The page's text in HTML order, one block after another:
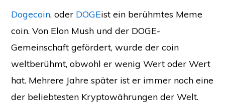
Dogecoin, oder DOGEist ein berühmtes Meme
coin. Von Elon Mush und der DOGE-
Gemeinschaft gefördert, wurde der coin
weltberühmt, obwohl er wenig Wert oder Wert
hat. Mehrere Jahre später ist er immer noch eine
der beliebtesten Kryptowährungen der Welt.